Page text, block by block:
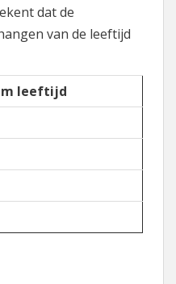
dat de
van de leeftijd
leeftijd